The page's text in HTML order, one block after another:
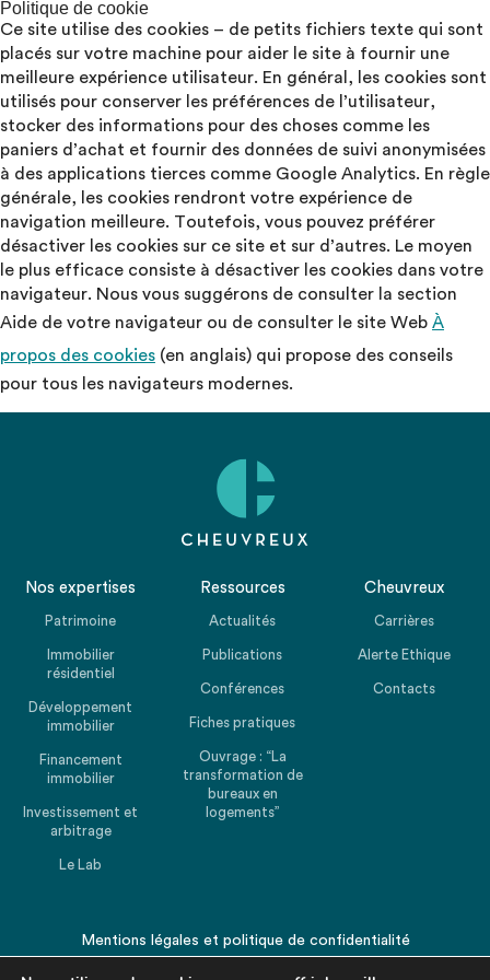
Politique de cookie
Ce site utilise des cookies – de petits fichiers texte qui sont
placés sur votre machine pour aider le site à fournir une
meilleure expérience utilisateur. En général, les cookies sont
utilisés pour conserver les préférences de l’utilisateur,
stocker des informations pour des choses comme les
paniers d’achat et fournir des données de suivi anonymisées
à des applications tierces comme Google Analytics. En règle
générale, les cookies rendront votre expérience de
navigation meilleure. Toutefois, vous pouvez préférer
désactiver les cookies sur ce site et sur d’autres. Le moyen
le plus efficace consiste à désactiver les cookies dans votre
navigateur. Nous vous suggérons de consulter la section
Aide de votre navigateur ou de consulter le site Web À
propos des cookies (en anglais) qui propose des conseils
pour tous les navigateurs modernes.
Nos expertises
Patrimoine
Immobilier
résidentiel
Développement
immobilier
Financement
immobilier
Investissement et
arbitrage
Le Lab
Ressources
Actualités
Publications
Conférences
Fiches pratiques
Ouvrage : “La
transformation de
bureaux en
logements”
Cheuvreux
Carrières
Alerte Ethique
Contacts
Mentions légales et politique de confidentialité